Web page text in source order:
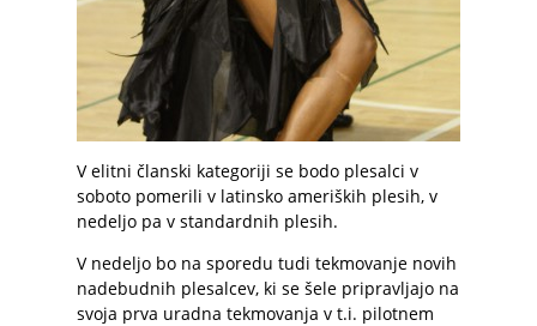
V elitni članski kategoriji se bodo plesalci v
soboto pomerili v latinsko ameriških plesih, v
nedeljo pa v standardnih plesih.
V nedeljo bo na sporedu tudi tekmovanje novih
nadebudnih plesalcev, ki se šele pripravljajo na
svoja prva uradna tekmovanja v t.i. pilotnem